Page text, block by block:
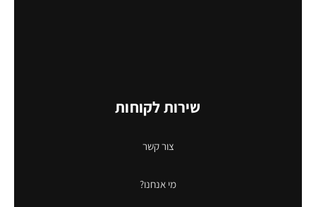
שירות לקוחות
צור קשר
מי אנחנו?